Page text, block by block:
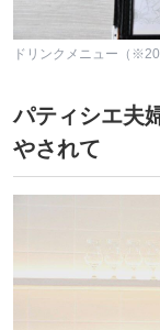
ドリンクメニュー（
パティシエ夫
やされて